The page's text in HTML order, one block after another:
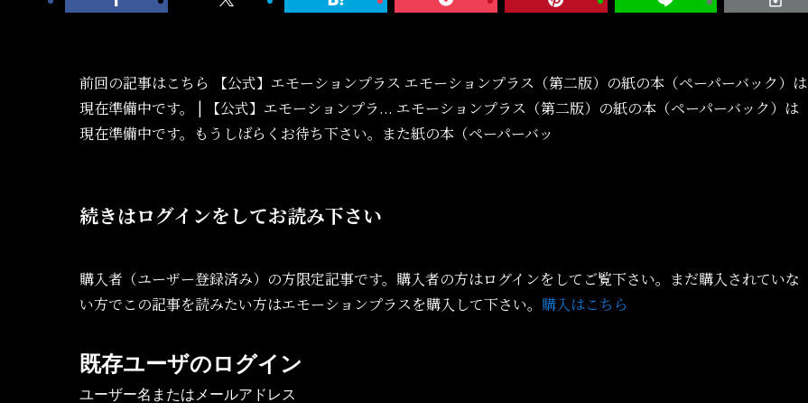
前回の記事はこちら 【公式】エモーションプラス エモーションプラス（第二版）の紙の本（ペーパーバック）は
現在準備中です。 | 【公式】エモーションプラ... エモーションプラス（第二版）の紙の本（ペーパーバック）は
現在準備中です。もうしばらくお待ち下さい。また紙の本（ペーパーバッ
続きはログインをしてお読み下さい
購入者（ユーザー登録済み）の方限定記事です。購入者の方はログインをしてご覧下さい。まだ購入されていな
い方でこの記事を読みたい方はエモーションプラスを購入して下さい。 購入はこちら
既存ユーザのログイン
ユーザー名またはメールアドレス